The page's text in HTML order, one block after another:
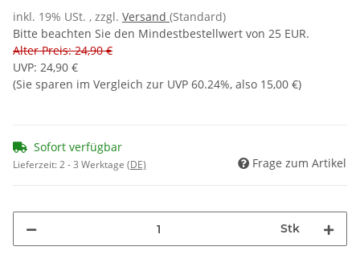
inkl. 19% USt. , zzgl. Versand (Standard)
Bitte beachten Sie den Mindestbestellwert von 25 EUR.
Alter Preis: 24,90 €
UVP: 24,90 €
(Sie sparen im Vergleich zur UVP 60.24%, also 15,00 €)
Sofort verfügbar
Lieferzeit:2 - 3 Werktage (DE) Frage zum Artikel
Stk